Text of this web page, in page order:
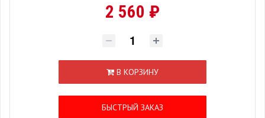
2 560 ₽
В КОРЗИНУ
БЫСТРЫЙ ЗАКАЗ